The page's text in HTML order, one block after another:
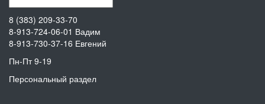
8 (383) 209-33-70
8-913-724-06-01 Вадим
8-913-730-37-16 Евгений
Пн-Пт 9-19
Персональный раздел